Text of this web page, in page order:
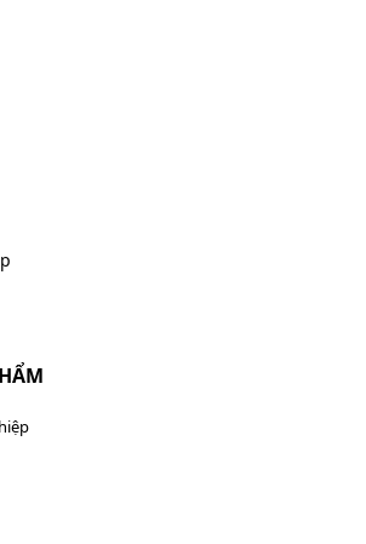
trên 1 kênh 12.5Khz được cấp
& dữ liệu để tăng gấp đôi thời gian
nối trạm IP tùy chọn sẽ cho phép
chuyển vùng từ trạm này tới trạm
bị gián đoạn và cũng không cần thao
bảo mật riêng tư; người dùng có